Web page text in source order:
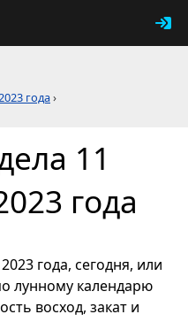
года›
11
года
года, сегодня, или
лунному календарю
восход, закат и